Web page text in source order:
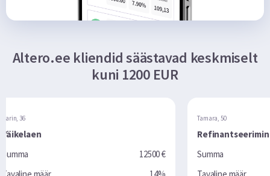
Altero.ee kliendid säästavad keskmiselt
kuni 1200 EUR